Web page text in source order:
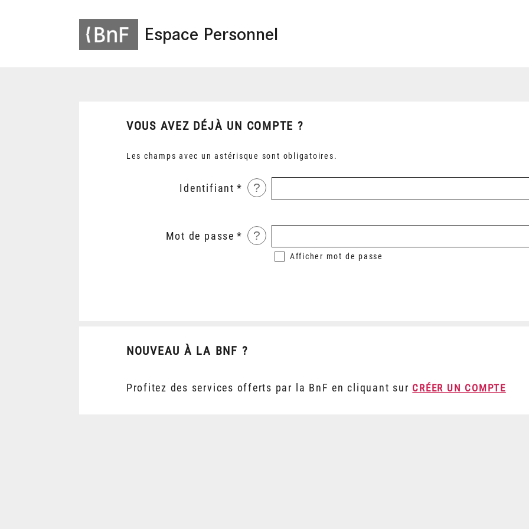
Espace Personnel
VOUS AVEZ DÉJÀ UN COMPTE ?
Les champs avec un astérisque sont obligatoires.
Identifiant ?
Mot de passe ?
Afficher mot de passe
NOUVEAU À LA BNF ?
Profitez des services offerts par la BnF en cliquant sur CRÉER UN COMPTE